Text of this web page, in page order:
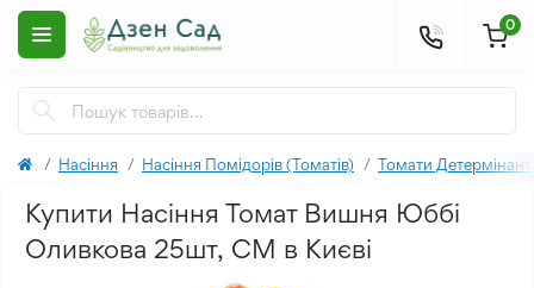
0
Насіння Насіння Помідорів (Томатів) Томати
Купити Насіння Томат Вишня Юббі
Оливкова 25шт, СМ в Києві